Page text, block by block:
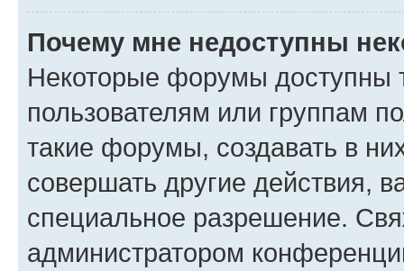
Почему мне недоступны
Некоторые форумы доступны
пользователям или группам
такие форумы, создавать в
совершать другие действия,
специальное разрешение.
администратором